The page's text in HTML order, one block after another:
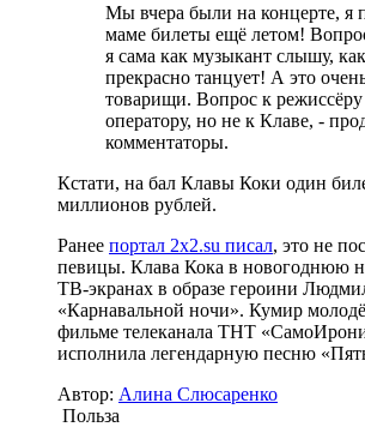
Мы вчера были на концерте, я
маме билеты ещё летом!
я сама как музыкант слышу,
прекрасно танцует! А это
товарищи. Вопрос к
оператору, но не к Клаве, -
комментаторы.
Кстати, на бал Клавы Коки один
миллионов рублей.
Ранее портал 2x2.su писал, это не
певицы. Клава Кока в новогоднюю
ТВ-экранах в образе героини
«Карнавальной ночи». Кумир
фильме телеканала ТНТ
исполнила легендарную песню
Автор: Алина Слюсаренко
Польза